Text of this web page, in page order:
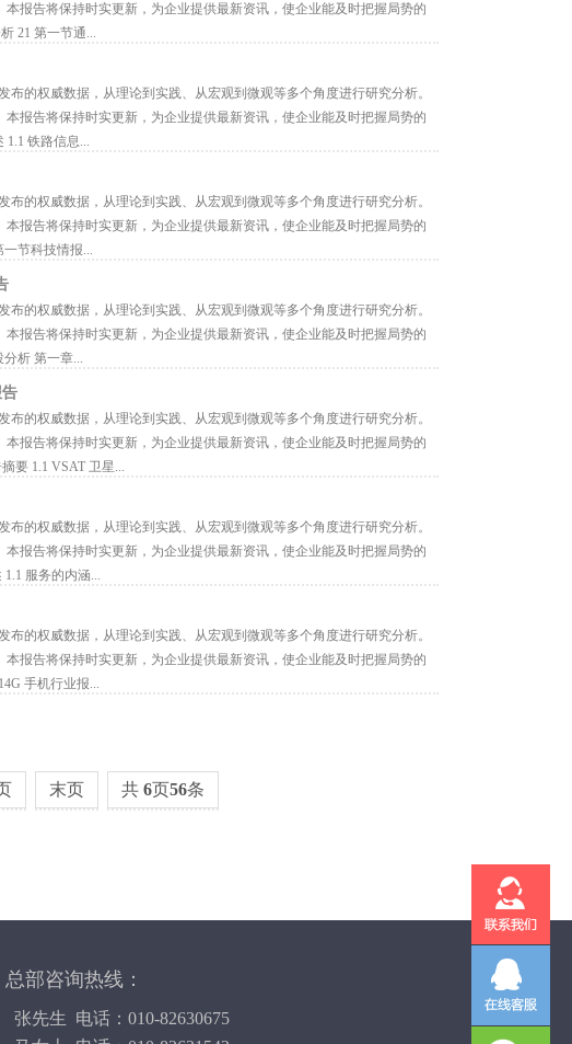
报告将保持时实更新，为企业提供最新资讯，使企业能及时把握局势的
21 第一节通...
的权威数据，从理论到实践、从宏观到微观等多个角度进行研究分析。
报告将保持时实更新，为企业提供最新资讯，使企业能及时把握局势的
1.1 铁路信息...
的权威数据，从理论到实践、从宏观到微观等多个角度进行研究分析。
报告将保持时实更新，为企业提供最新资讯，使企业能及时把握局势的
节科技情报...
的权威数据，从理论到实践、从宏观到微观等多个角度进行研究分析。
报告将保持时实更新，为企业提供最新资讯，使企业能及时把握局势的
析 第一章...
的权威数据，从理论到实践、从宏观到微观等多个角度进行研究分析。
报告将保持时实更新，为企业提供最新资讯，使企业能及时把握局势的
要 1.1 VSAT 卫星...
的权威数据，从理论到实践、从宏观到微观等多个角度进行研究分析。
报告将保持时实更新，为企业提供最新资讯，使企业能及时把握局势的
服务的内涵...
的权威数据，从理论到实践、从宏观到微观等多个角度进行研究分析。
报告将保持时实更新，为企业提供最新资讯，使企业能及时把握局势的
手机行业报...
末页 共 6页56条
总部咨询热线：
张先生 电话：010-82630675